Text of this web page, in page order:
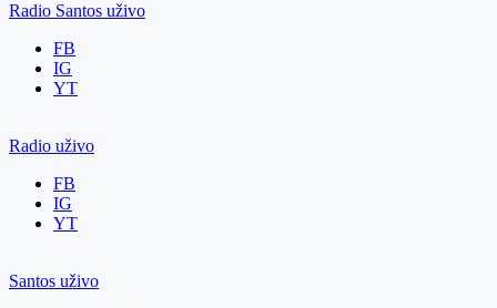
Radio Santos uživo
FB
IG
YT
Radio uživo
FB
IG
YT
Santos uživo